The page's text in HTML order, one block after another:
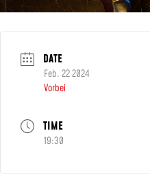
DATE
Feb. 22 2024
Vorbei
TIME
19:30